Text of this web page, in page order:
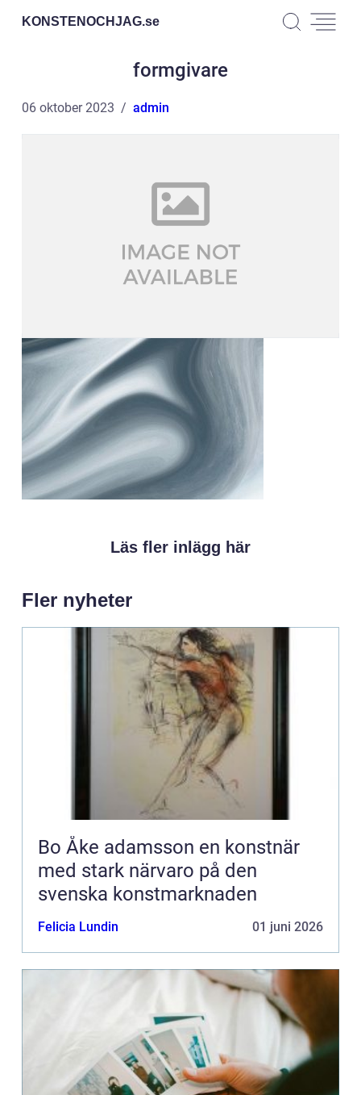
KONSTENOCHJAG.se
formgivare
06 oktober 2023 admin
Läs fler inlägg här
Fler nyheter
Bo Åke adamsson en konstnär
med stark närvaro på den
svenska konstmarknaden
Felicia Lundin 01 juni 2026